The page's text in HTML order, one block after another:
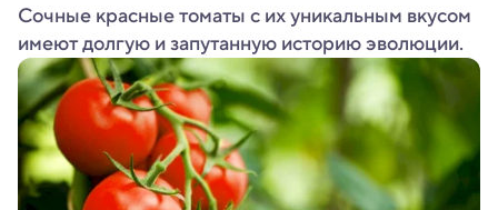
Сочные красные томаты с их уникальным вкусом
имеют долгую и запутанную историю эволюции.